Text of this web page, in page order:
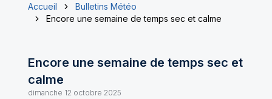
Accueil
Bulletins Météo
Encore une semaine de temps sec et calme
Encore une semaine de temps sec et
calme
dimanche 12 octobre 2025